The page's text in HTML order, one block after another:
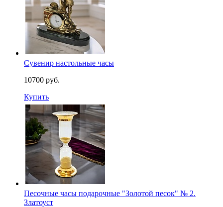
Сувенир настольные часы
10700 руб.
Купить
Песочные часы подарочные "Золотой песок" № 2.
Златоуст